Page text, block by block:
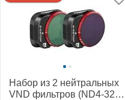
Набор из 2 нейтральных
VND фильтров (ND4-32 +